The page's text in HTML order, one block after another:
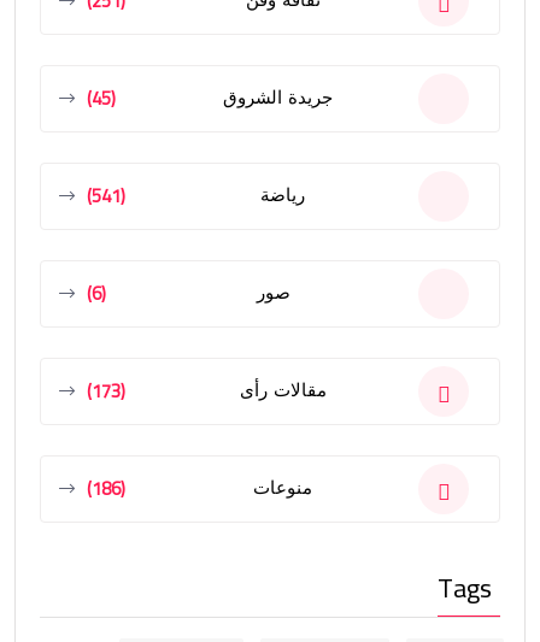
جريدة الشروق (45)
رياضة (541)
صور (6)
مقالات رأى (173)
منوعات (186)
Tags